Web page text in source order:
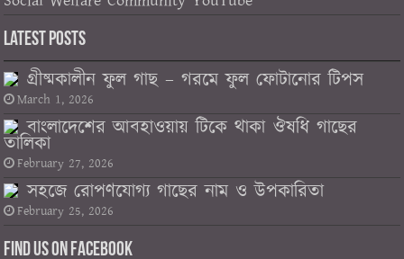
Latest Posts
গ্রীষ্মকালীন ফুল গাছ – গরমে ফুল ফোটানোর টিপস
March 1, 2026
বাংলাদেশের আবহাওয়ায় টিকে থাকা ঔষধি গাছের
তালিকা
February 27, 2026
সহজে রোপণযোগ্য গাছের নাম ও উপকারিতা
February 25, 2026
Find us on Facebook